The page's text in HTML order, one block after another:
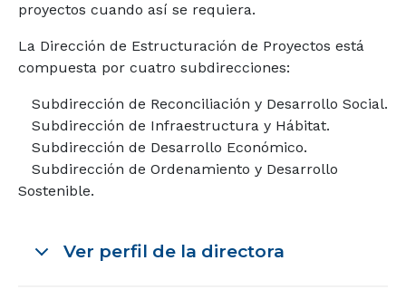
proyectos cuando así se requiera.
La Dirección de Estructuración de Proyectos está
compuesta por cuatro subdirecciones:
Subdirección de Reconciliación y Desarrollo Social.
Subdirección de Infraestructura y Hábitat.
Subdirección de Desarrollo Económico.
Subdirección de Ordenamiento y Desarrollo
Sostenible.
Ver perfil de la directora